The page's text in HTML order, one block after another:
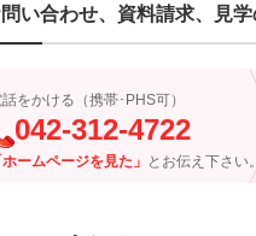
い合わせ、資料請求、見
話をかける（携帯･PHS可）
042-312-4722
ホームページを見た」 とお伝え下さい